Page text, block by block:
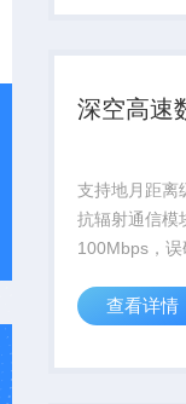
深空高速
支持地月距离
抗辐射通信模
100Mbps，误
探测提供关键
查看详情